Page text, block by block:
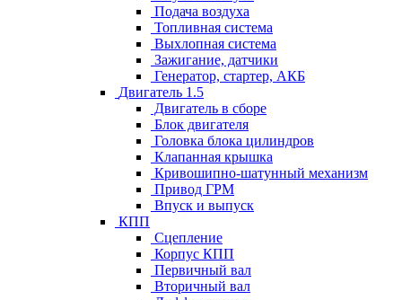
Подача воздуха
Топливная система
Выхлопная система
Зажигание, датчики
Генератор, стартер, АКБ
Двигатель 1.5
Двигатель в сборе
Блок двигателя
Головка блока цилиндров
Клапанная крышка
Кривошипно-шатунный механизм
Привод ГРМ
Впуск и выпуск
КПП
Сцепление
Корпус КПП
Первичный вал
Вторичный вал